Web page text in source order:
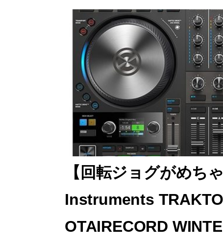
e
b
o
o
k
o
d
o
n
l
【回転ジョグがめち
Instruments
OTAIRECORD